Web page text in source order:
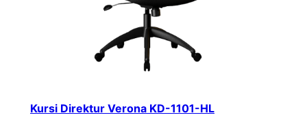
Kursi Direktur Verona KD-1101-HL